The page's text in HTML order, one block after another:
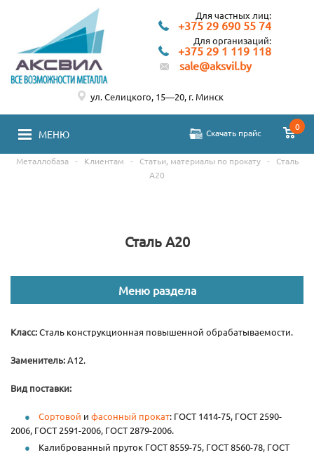
Для частных лиц:
+375 29 690 55 74
Для организаций:
+375 29 1 119 118
sale@aksvil.by
МЕНЮ Скачать прайс
0
ул. Селицкого, 15—20, г. Минск
Металлобаза - Клиентам - Статьи, материалы по прокату -
Сталь
А20
Сталь А20
Меню раздела
Класс:Сталь конструкционная повышенной обрабатываемости.
Заменитель:А12.
Вид поставки:
Сортовой и фасонный прокат: ГОСТ 1414-75, ГОСТ 2590-
2006, ГОСТ 2591-2006, ГОСТ 2879-2006.
Калиброванный пруток ГОСТ 8559-75, ГОСТ 8560-78, ГОСТ